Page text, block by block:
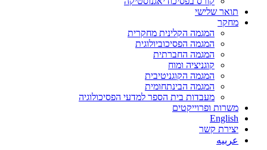
תואר שלישי
מחקר
המגמה הקלינית מחקרית
המגמה הפסיכוביולוגית
המגמה החברתית
קוגניציה ומוח
המגמה הקוגניטיבית
המגמה הבינתחומית
מעבדות בית הספר למדעי הפסיכולוגיה
משרות ופרוייקטים
English
יצירת קשר
عربيه